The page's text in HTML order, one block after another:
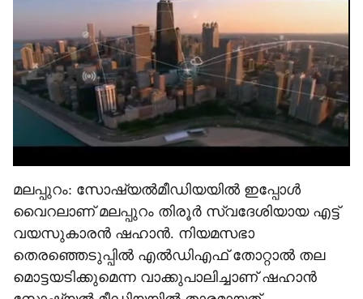
മലപ്പുറം: സോഷ്യൽമീഡിയയിൽ ഇപ്പോൾ
വൈറലാണ് മലപ്പുറം തിരൂർ സ്വദേശിയായ എട്ട്
വയസുകാരൻ ഷഹാന്‍. നിയമസഭാ
തെരഞ്ഞെടുപ്പിൽ എൽഡിഎഫ് തോറ്റാൽ തല
മൊട്ടയടിക്കുമെന്ന വാക്കുപാലിച്ചാണ് ഷഹാൻ